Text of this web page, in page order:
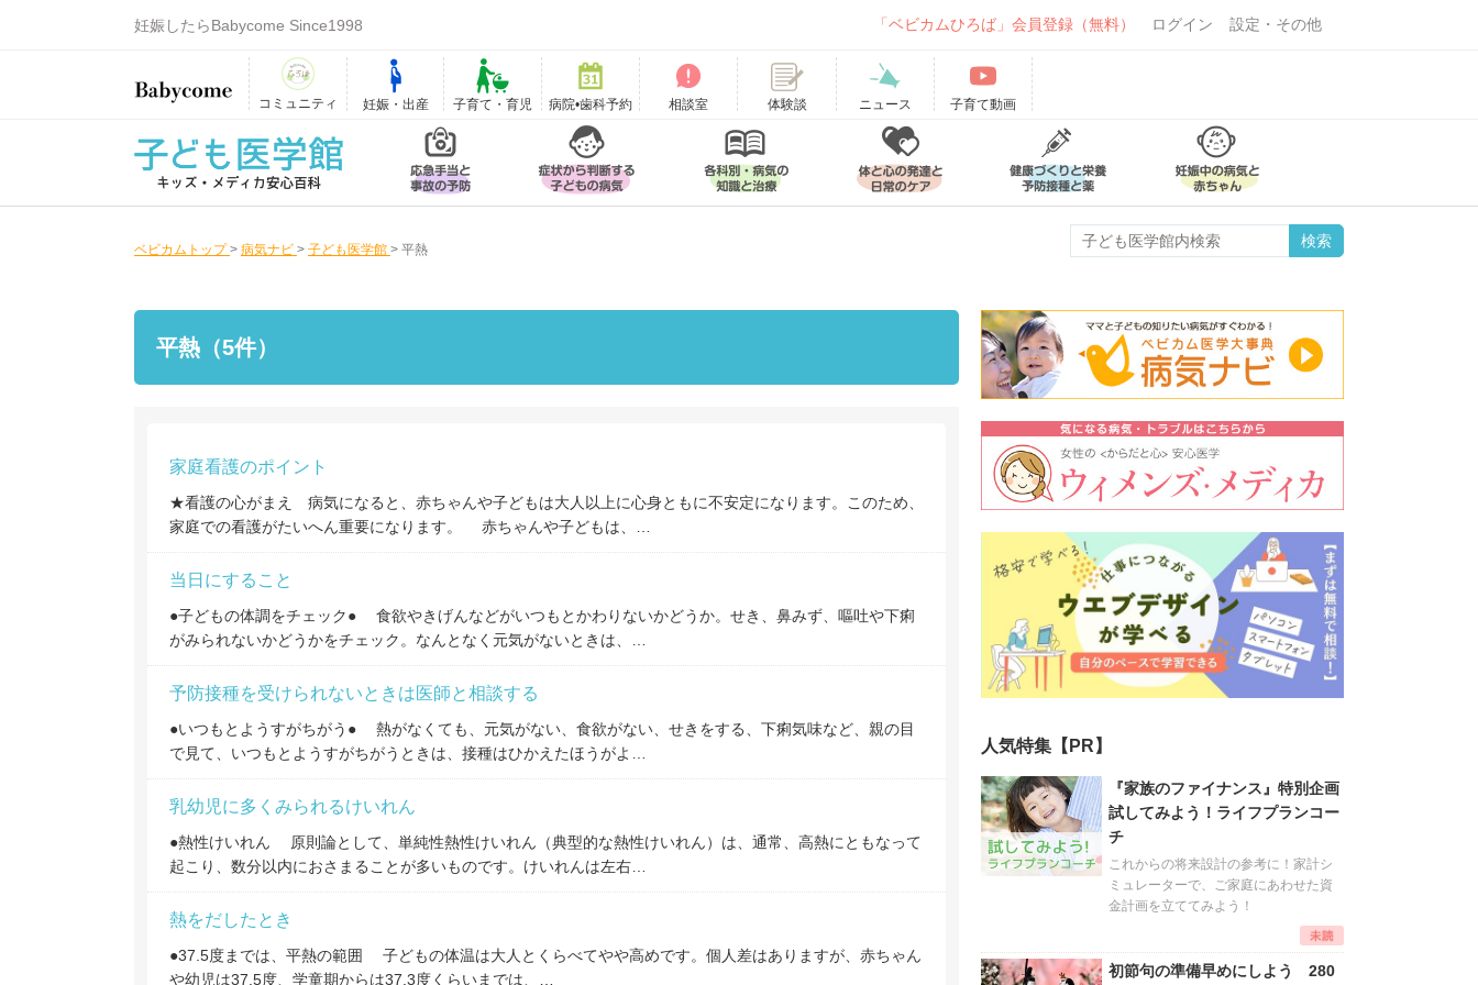
妊娠したらBabycome Since1998 「ベビカムひろば」会員登録（無料） ログイン 設定・その他
コミュニティ 妊娠・出産 子育て・育児 病院•歯科予約 相談室 体験談 ニュース 子育て動画
ベビカムトップ > 病気ナビ > 子ども医学館 > 平熱
平熱（5件）
家庭看護のポイント
★看護の心がまえ 病気になると、赤ちゃんや子どもは大人以上に心身ともに不安定になります。このため、
家庭での看護がたいへん重要になります。 赤ちゃんや子どもは、…
当日にすること
●子どもの体調をチェック● 食欲やきげんなどがいつもとかわりないかどうか。せき、鼻みず、嘔吐や下痢
がみられないかどうかをチェック。なんとなく元気がないときは、…
予防接種を受けられないときは医師と相談する
●いつもとようすがちがう● 熱がなくても、元気がない、食欲がない、せきをする、下痢気味など、親の目
で見て、いつもとようすがちがうときは、接種はひかえたほうがよ…
乳幼児に多くみられるけいれん
●熱性けいれん 原則論として、単純性熱性けいれん（典型的な熱性けいれん）は、通常、高熱にともなって
起こり、数分以内におさまることが多いものです。けいれんは左右…
熱をだしたとき
●37.5度までは、平熱の範囲 子どもの体温は大人とくらべてやや高めです。個人差はありますが、赤ちゃん
や幼児は37.5度、学童期からは37.3度くらいまでは、…
人気特集【PR】
『家族のファイナンス』特別企画
試してみよう！ライフプランコー
チ
これからの将来設計の参考に！家計シ
ミュレーターで、ご家庭にあわせた資
金計画を立ててみよう！
初節句の準備早めにしよう 280